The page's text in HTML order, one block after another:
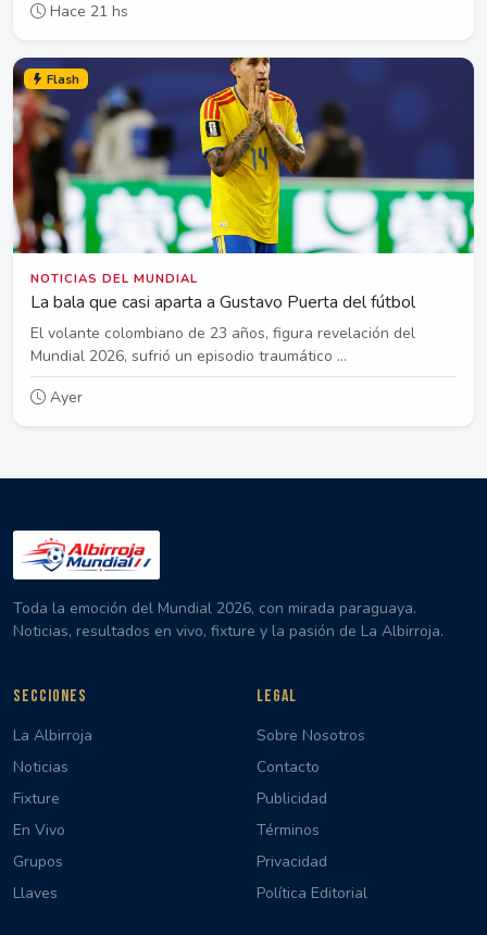
Hace 21 hs
Flash
NOTICIAS DEL MUNDIAL
La bala que casi aparta a Gustavo Puerta del fútbol
El volante colombiano de 23 años, figura revelación del
Mundial 2026, sufrió un episodio traumático ...
Ayer
Toda la emoción del Mundial 2026, con mirada paraguaya.
Noticias, resultados en vivo, fixture y la pasión de La Albirroja.
SECCIONES
La Albirroja
Noticias
Fixture
En Vivo
Grupos
Llaves
LEGAL
Sobre Nosotros
Contacto
Publicidad
Términos
Privacidad
Política Editorial